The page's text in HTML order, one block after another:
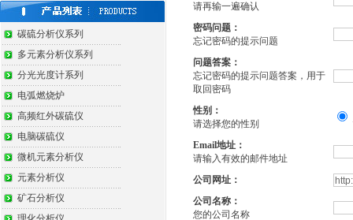
碳硫分析仪系列
多元素分析仪系列
分光光度计系列
电弧燃烧炉
高频红外碳硫仪
电脑碳硫仪
微机元素分析仪
元素分析仪
矿石分析仪
请再输一遍确认
密码问题：
忘记密码的提示问题
问题答案：
忘记密码的提示问题答案，用于
取回密码
性别：
请选择您的性别
Email地址：
请输入有效的邮件地址
公司网址：
公司名称：
您的公司名称